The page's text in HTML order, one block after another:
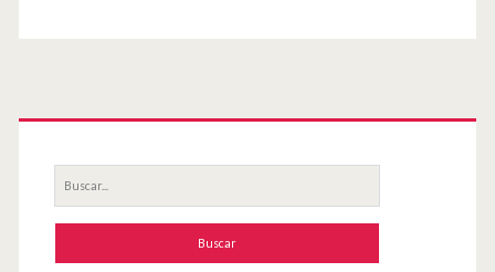
Sidebar
Buscar
por: